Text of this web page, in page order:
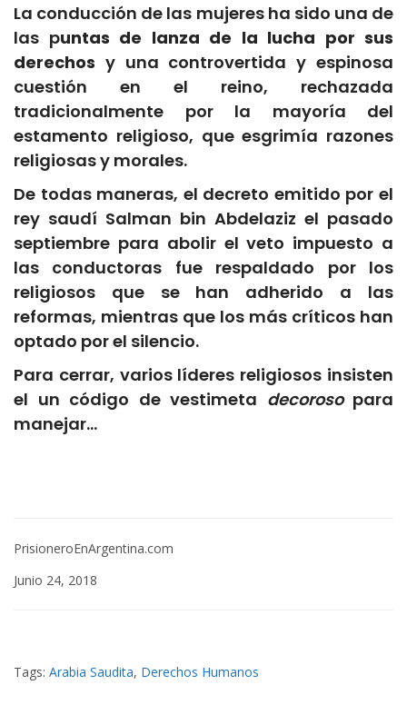
La conducción de las mujeres ha sido una de
las puntas de lanza de la lucha por sus
derechos y una controvertida y espinosa
cuestión en el reino, rechazada
tradicionalmente por la mayoría del
estamento religioso, que esgrimía razones
religiosas y morales.
De todas maneras, el decreto emitido por el
rey saudí Salman bin Abdelaziz el pasado
septiembre para abolir el veto impuesto a
las conductoras fue respaldado por los
religiosos que se han adherido a las
reformas, mientras que los más críticos han
optado por el silencio.
Para cerrar, varios líderes religiosos insisten
el un código de vestimeta decorosopara
manejar…
PrisioneroEnArgentina.com
Junio 24, 2018
Tags: Arabia Saudita, Derechos Humanos